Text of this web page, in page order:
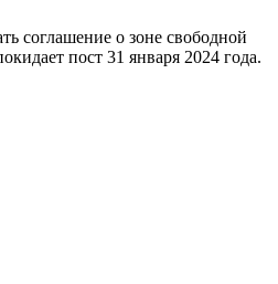
соглашение о зоне свободной
пост 31 января 2024 года.